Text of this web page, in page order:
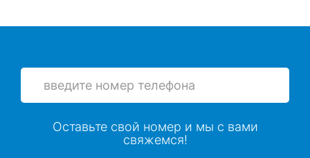
Оставьте свой номер и мы с вами
свяжемся!